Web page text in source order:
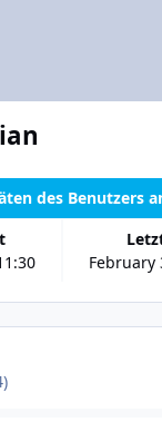
February
des Benutzers